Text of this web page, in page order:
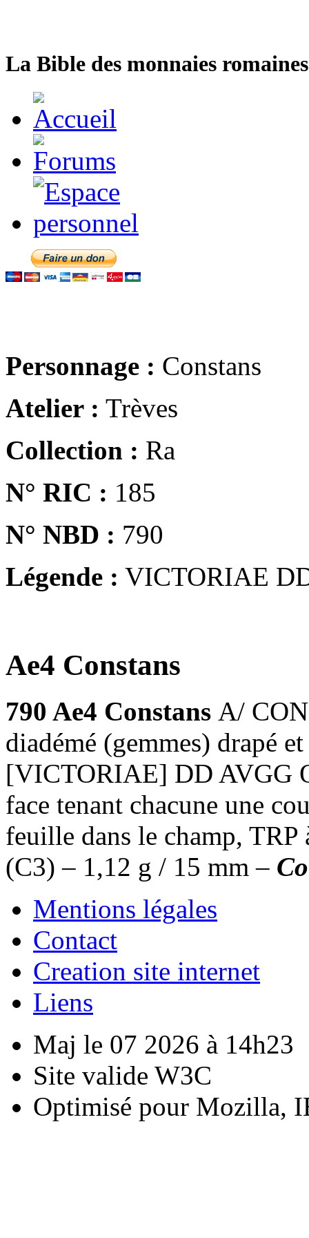
La Bible des monnaies
Personnage : Constans
Atelier : Trèves
Collection : Ra
N° RIC : 185
N° NBD : 790
Légende : VICTORIAE
Ae4 Constans
790 Ae4 Constans A/
diadémé (gemmes) drapé
[VICTORIAE] DD AVGG
face tenant chacune une
feuille dans le champ,
(C3) – 1,12 g / 15 mm –
Mentions légales
Contact
Creation site internet
Liens
Maj le 07 2026 à 14h23
Site valide W3C
Optimisé pour Mozilla,